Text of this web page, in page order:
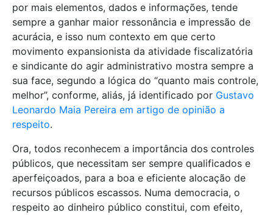
por mais elementos, dados e informações, tende
sempre a ganhar maior ressonância e impressão de
acurácia, e isso num contexto em que certo
movimento expansionista da atividade fiscalizatória
e sindicante do agir administrativo mostra sempre a
sua face, segundo a lógica do “quanto mais controle,
melhor”, conforme, aliás, já identificado por Gustavo
Leonardo Maia Pereira em artigo de opinião a
respeito.
Ora, todos reconhecem a importância dos controles
públicos, que necessitam ser sempre qualificados e
aperfeiçoados, para a boa e eficiente alocação de
recursos públicos escassos. Numa democracia, o
respeito ao dinheiro público constitui, com efeito,